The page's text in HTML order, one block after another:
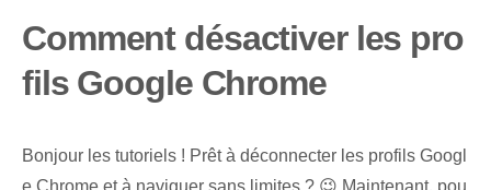
Comment désactiver les pro
fils Google Chrome
Bonjour les tutoriels ! Prêt à déconnecter les profils Googl